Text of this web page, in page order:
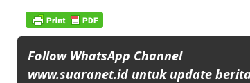
Follow WhatsApp Channel
www.suaranet.id untuk update